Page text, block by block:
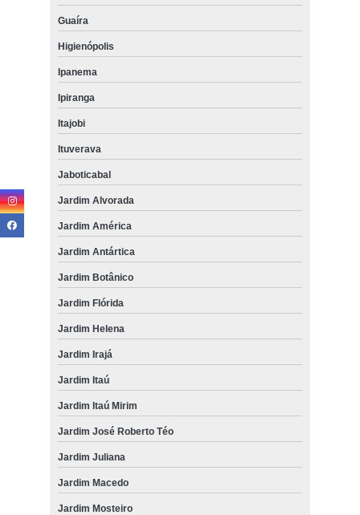
Guaíra
Higienópolis
Ipanema
Ipiranga
Itajobi
Ituverava
Jaboticabal
Jardim Alvorada
Jardim América
Jardim Antártica
Jardim Botânico
Jardim Flórida
Jardim Helena
Jardim Irajá
Jardim Itaú
Jardim Itaú Mirim
Jardim José Roberto Téo
Jardim Juliana
Jardim Macedo
Jardim Mosteiro